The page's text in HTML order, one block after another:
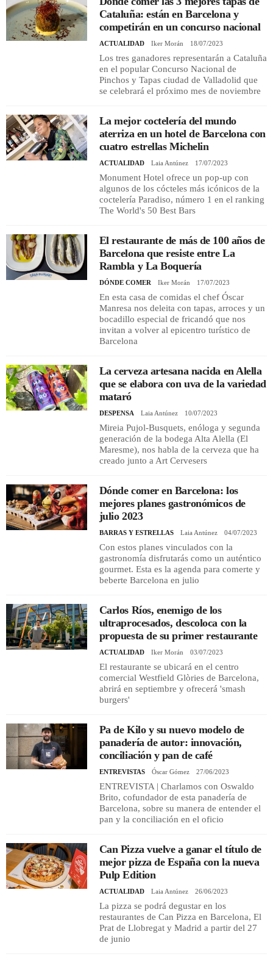
Cataluña: están en Barcelona y
competirán en un concurso nacional
ACTUALIDAD Iker Morán 18/07/2023
Los tres ganadores representarán a Cataluña
en el popular Concurso Nacional de
Pinchos y Tapas ciudad de Valladolid que
se celebrará el próximo mes de noviembre
La mejor coctelería del mundo
aterriza en un hotel de Barcelona con
cuatro estrellas Michelin
ACTUALIDAD Laia Antúnez 17/07/2023
Monument Hotel ofrece un pop-up con
algunos de los cócteles más icónicos de la
coctelería Paradiso, número 1 en el ranking
The World's 50 Best Bars
El restaurante de más de 100 años de
Barcelona que resiste entre La
Rambla y La Boquería
DÓNDE COMER Iker Morán 17/07/2023
En esta casa de comidas el chef Óscar
Manresa nos deleita con tapas, arroces y un
bocadillo especial de fricandó que nos
invitan a volver al epicentro turístico de
Barcelona
La cerveza artesana nacida en Alella
que se elabora con uva de la variedad
mataró
DESPENSA Laia Antúnez 10/07/2023
Mireia Pujol-Busquets, enóloga y segunda
generación de la bodega Alta Alella (El
Maresme), nos habla de la cerveza que ha
creado junto a Art Cervesers
Dónde comer en Barcelona: los
mejores planes gastronómicos de
julio 2023
BARRAS Y ESTRELLAS Laia Antúnez 04/07/2023
Con estos planes vinculados con la
gastronomía disfrutarás como un auténtico
gourmet. Esta es la agenda para comerte y
beberte Barcelona en julio
Carlos Ríos, enemigo de los
ultraprocesados, descoloca con la
propuesta de su primer restaurante
ACTUALIDAD Iker Morán 03/07/2023
El restaurante se ubicará en el centro
comercial Westfield Glòries de Barcelona,
abrirá en septiembre y ofrecerá 'smash
burgers'
Pa de Kilo y su nuevo modelo de
panadería de autor: innovación,
conciliación y pan de café
ENTREVISTAS Óscar Gómez 27/06/2023
ENTREVISTA | Charlamos con Oswaldo
Brito, cofundador de esta panadería de
Barcelona, sobre su manera de entender el
pan y la conciliación en el oficio
Can Pizza vuelve a ganar el título de
mejor pizza de España con la nueva
Pulp Edition
ACTUALIDAD Laia Antúnez 26/06/2023
La pizza se podrá degustar en los
restaurantes de Can Pizza en Barcelona, El
Prat de Llobregat y Madrid a partir del 27
de junio